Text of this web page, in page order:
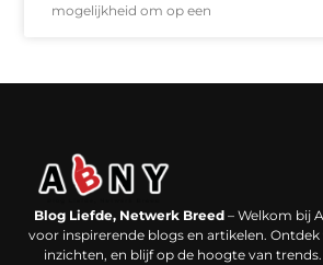
mogelijkheid om op een
Blog Liefde, Netwerk Breed – Welkom bij
voor inspirerende blogs en artikelen. Ontdek
inzichten, en blijf op de hoogte van